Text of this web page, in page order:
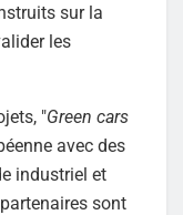
sur la
les
"Green cars
avec des
industriel et
sont